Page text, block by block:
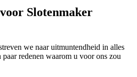
Slotenmaker
we naar uitmuntendheid in alles
redenen waarom u voor ons zou